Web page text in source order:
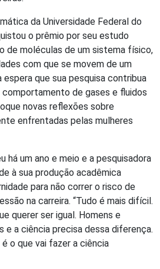
da Universidade Federal do
o prêmio por seu estudo
de moléculas de um sistema físico,
com que se movem de um
que sua pesquisa contribua
comportamento de gases e fluidos
novas reflexões sobre
enfrentadas pelas mulheres
há um ano e meio e a pesquisadora
à sua produção acadêmica
para não correr o risco de
na carreira. “Tudo é mais difícil.
querer ser igual. Homens e
e a ciência precisa dessa diferença.
o que vai fazer a ciência